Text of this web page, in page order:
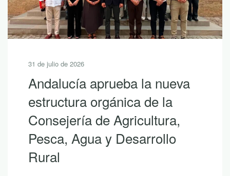
31 de julio de 2026
Andalucía aprueba la nueva
estructura orgánica de la
Consejería de Agricultura,
Pesca, Agua y Desarrollo
Rural